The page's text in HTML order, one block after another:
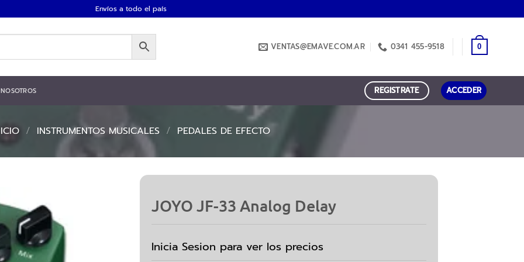
Envíos a todo el país
VENTAS@EMAVE.COM.AR 0341 455-9518 0
NOSOTROS REGISTRATE ACCEDER
/ INSTRUMENTOS MUSICALES / PEDALES DE EFECTO
JOYO JF-33 Analog Delay
Inicia Sesion para ver los precios